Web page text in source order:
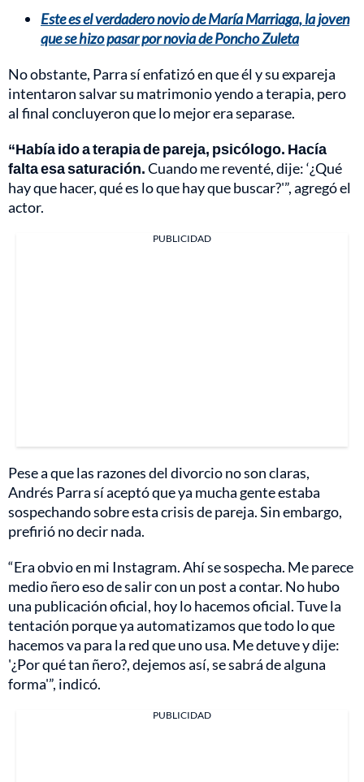
Este es el verdadero novio de María Marriaga, la joven
que se hizo pasar por novia de Poncho Zuleta
No obstante, Parra sí enfatizó en que él y su expareja
intentaron salvar su matrimonio yendo a terapia, pero
al final concluyeron que lo mejor era separase.
“Había ido a terapia de pareja, psicólogo. Hacía
falta esa saturación.Cuando me reventé, dije: ‘¿Qué
hay que hacer, qué es lo que hay que buscar?'”, agregó el
actor.
PUBLICIDAD
Pese a que las razones del divorcio no son claras,
Andrés Parra sí aceptó que ya mucha gente estaba
sospechando sobre esta crisis de pareja. Sin embargo,
prefirió no decir nada.
“Era obvio en mi Instagram. Ahí se sospecha. Me parece
medio ñero eso de salir con un post a contar. No hubo
una publicación oficial, hoy lo hacemos oficial. Tuve la
tentación porque ya automatizamos que todo lo que
hacemos va para la red que uno usa. Me detuve y dije:
'¿Por qué tan ñero?, dejemos así, se sabrá de alguna
forma'”, indicó.
PUBLICIDAD